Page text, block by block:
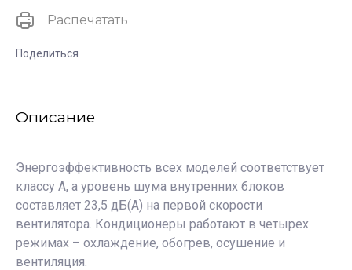
Поделиться
Распечатать
Описание
Энергоэффективность всех моделей соответствует
классу А, а уровень шума внутренних блоков
составляет 23,5 дБ(А) на первой скорости
вентилятора. Кондиционеры работают в четырех
режимах – охлаждение, обогрев, осушение и
вентиляция.